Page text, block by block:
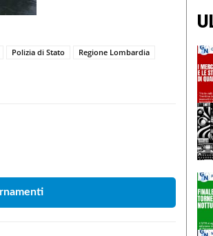
Polizia di Stato
Regione Lombardia